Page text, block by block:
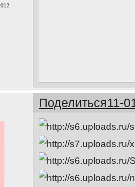
Поделиться11-